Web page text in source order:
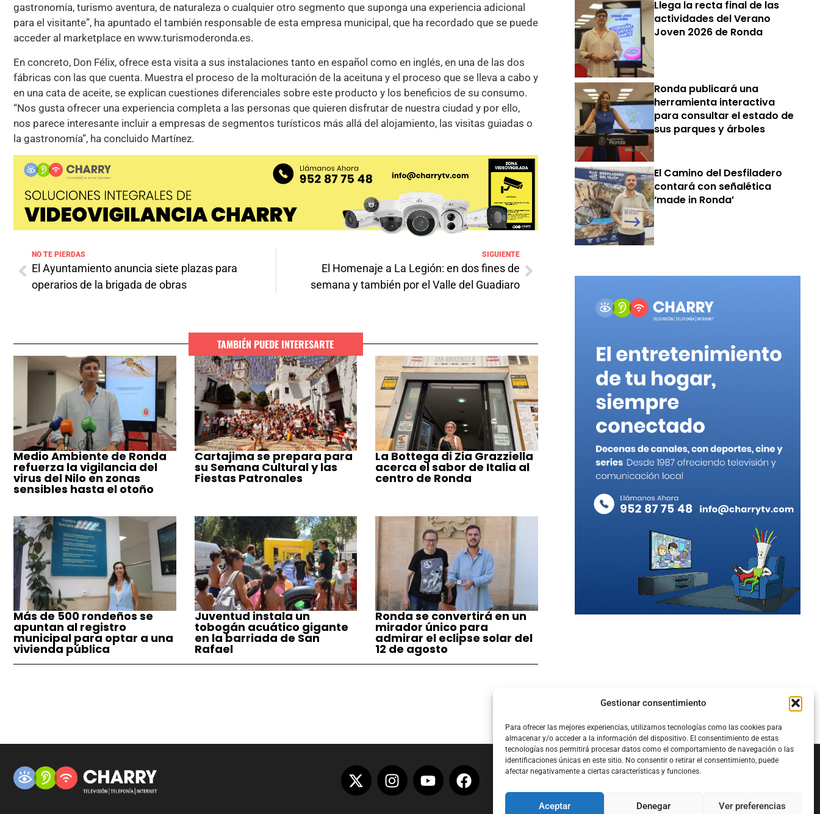
Gestionar consentimiento
Para ofrecer las mejores experiencias, utilizamos tecnologías como las cookies para
almacenar y/o acceder a la información del dispositivo. El consentimiento de estas
tecnologías nos permitirá procesar datos como el comportamiento de navegación o las
identificaciones únicas en este sitio. No consentir o retirar el consentimiento, puede
afectar negativamente a ciertas características y funciones.
Aceptar Denegar Ver preferencias
gastronomía, turismo aventura, de naturaleza o cualquier otro segmento que suponga una experiencia adicional
para el visitante”, ha apuntado el también responsable de esta empresa municipal, que ha recordado que se puede
acceder al marketplace en www.turismoderonda.es.
En concreto, Don Félix, ofrece esta visita a sus instalaciones tanto en español como en inglés, en una de las dos
fábricas con las que cuenta. Muestra el proceso de la molturación de la aceituna y el proceso que se lleva a cabo y
en una cata de aceite, se explican cuestiones diferenciales sobre este producto y los beneficios de su consumo.
“Nos gusta ofrecer una experiencia completa a las personas que quieren disfrutar de nuestra ciudad y por ello,
nos parece interesante incluir a empresas de segmentos turísticos más allá del alojamiento, las visitas guiadas o
la gastronomía”, ha concluido Martínez.
NO TE PIERDAS
El Ayuntamiento anuncia siete plazas para
operarios de la brigada de obras
SIGUIENTE
El Homenaje a La Legión: en dos fines de
semana y también por el Valle del Guadiaro
TAMBIÉN PUEDE INTERESARTE
Medio Ambiente de Ronda
refuerza la vigilancia del
virus del Nilo en zonas
sensibles hasta el otoño
Cartajima se prepara para
su Semana Cultural y las
Fiestas Patronales
La Bottega di Zia Grazziella
acerca el sabor de Italia al
centro de Ronda
Más de 500 rondeños se
apuntan al registro
municipal para optar a una
vivienda pública
Juventud instala un
tobogán acuático gigante
en la barriada de San
Rafael
Ronda se convertirá en un
mirador único para
admirar el eclipse solar del
12 de agosto
Llega la recta final de las
actividades del Verano
Joven 2026 de Ronda
Ronda publicará una
herramienta interactiva
para consultar el estado de
sus parques y árboles
El Camino del Desfiladero
contará con señalética
‘made in Ronda’